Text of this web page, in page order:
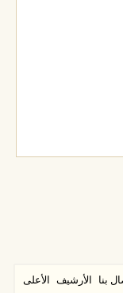
بنا الأرشيف الأعلى